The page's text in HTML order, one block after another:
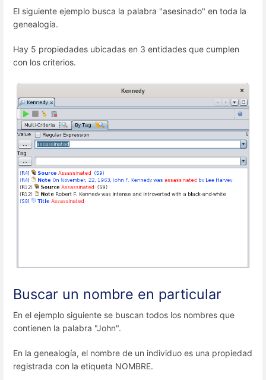
El siguiente ejemplo busca la palabra "asesinado" en toda la
genealogía.
Hay 5 propiedades ubicadas en 3 entidades que cumplen
con los criterios.
Buscar un nombre en particular
En el ejemplo siguiente se buscan todos los nombres que
contienen la palabra "John".
En la genealogía, el nombre de un individuo es una propiedad
registrada con la etiqueta NOMBRE.